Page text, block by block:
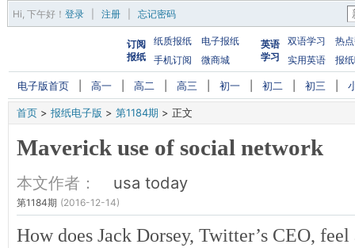
Hi, 下午好 ！ 登录 注册 忘记密码
订阅
报纸
纸质报纸
电子报纸
手机订阅
微商城
英语
学习
双语学习
热
实用英语
报
电子版首页 高一 高二 高三 初一 初二 初三
首页 > 报纸电子版 > 第1184期 > 正文
Maverick use of social network
本文作者： usa today
第1184期 (2016-12-14)
How does Jack Dorsey, Twitter’s CEO,